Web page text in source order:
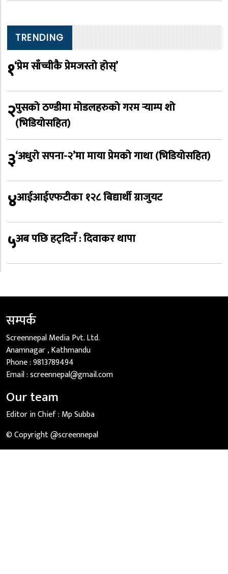
TRENDING
१‘प्रेम साँच्चीकै प्रेमजस्तो होस्’
२पुसको ठण्डीमा मोडलहरुको गरम र्‍याम्प शो
(भिडियोसहित)
३‘अधुरो सपना-२’मा माया प्रेमको गाथा (भिडियोसहित)
४आईआईएफटीका १२८ बिद्यार्थी ग्राजुयट
५अब पछि हट्दिनँ : दिवाकर थापा
सम्पर्क
Screennepal Media Pvt. Ltd.
Anamnagar , Kathmandu
Phone :9813789494
Email :screennepal@gmail.com
Our team
Editor in Chief : Mp Subba
© Copyright @screennepal